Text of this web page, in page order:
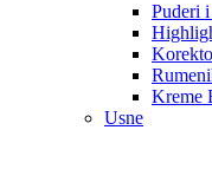
Puderi
Kreme
Usne